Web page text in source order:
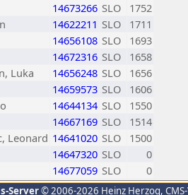
14673266 SLO
1752
14622211 SLO
1711
14656108 SLO
1693
14672316 SLO
1658
Luka 14656248 SLO
1656
14659573 SLO
1606
14644134 SLO
1550
14667169 SLO
1514
Leonard 14641020 SLO
1500
14647320 SLO
0
14677059 SLO 0
Server© 2006-2026 Heinz Herzog,